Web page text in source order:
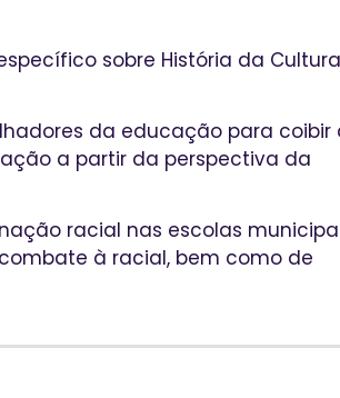
sobre História da Cultura
da educação para coibir
a partir da perspectiva da
racial nas escolas
à racial, bem como de